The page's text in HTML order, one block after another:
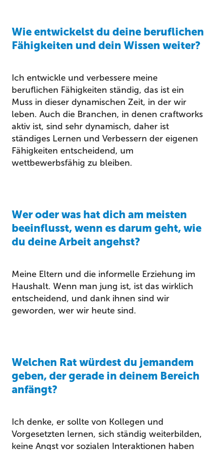
Wie entwickelst du deine beruflichen
Fähigkeiten und dein Wissen weiter?
Ich entwickle und verbessere meine
beruflichen Fähigkeiten ständig, das ist ein
Muss in dieser dynamischen Zeit, in der wir
leben. Auch die Branchen, in denen craftworks
aktiv ist, sind sehr dynamisch, daher ist
ständiges Lernen und Verbessern der eigenen
Fähigkeiten entscheidend, um
wettbewerbsfähig zu bleiben.
Wer oder was hat dich am meisten
beeinflusst, wenn es darum geht, wie
du deine Arbeit angehst?
Meine Eltern und die informelle Erziehung im
Haushalt. Wenn man jung ist, ist das wirklich
entscheidend, und dank ihnen sind wir
geworden, wer wir heute sind.
Welchen Rat würdest du jemandem
geben, der gerade in deinem Bereich
anfängt?
Ich denke, er sollte von Kollegen und
Vorgesetzten lernen, sich ständig weiterbilden,
keine Angst vor sozialen Interaktionen haben